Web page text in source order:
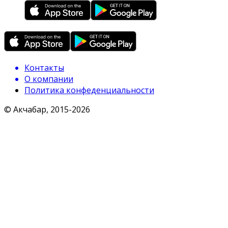
Контакты
О компании
Политика конфеденциальности
© Акчабар, 2015-2026